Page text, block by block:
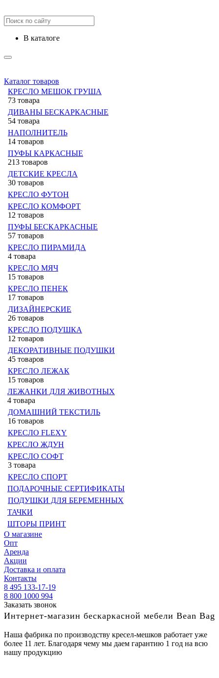
в каталоге
Каталог товаров
КРЕСЛО МЕШОК ГРУША
73 товара
ДИВАНЫ БЕСКАРКАСНЫЕ
54 товара
НАПОЛНИТЕЛЬ
14 товаров
ПУФЫ КАРКАСНЫЕ
213 товаров
ДЕТСКИЕ КРЕСЛА
30 товаров
КРЕСЛО ФУТОН
КРЕСЛО КОМФОРТ
12 товаров
ПУФЫ БЕСКАРКАСНЫЕ
57 товаров
КРЕСЛО ПИРАМИДА
4 товара
КРЕСЛО МЯЧ
15 товаров
КРЕСЛО ПЕНЕК
17 товаров
ДИЗАЙНЕРСКИЕ
26 товаров
КРЕСЛО ПОДУШКА
12 товаров
ДЕКОРАТИВНЫЕ ПОДУШКИ
45 товаров
КРЕСЛО ЛЕЖАК
15 товаров
ЛЕЖАНКИ ДЛЯ ЖИВОТНЫХ
4 товара
ДОМАШНИЙ ТЕКСТИЛЬ
16 товаров
КРЕСЛО FLEXY
КРЕСЛО ЖДУН
КРЕСЛО СОФТ
3 товара
КРЕСЛО СПОРТ
ПОДАРОЧНЫЕ СЕРТИФИКАТЫ
ПОДУШКИ ДЛЯ БЕРЕМЕННЫХ
ТАЧКИ
ШТОРЫ ПРИНТ
О магазине
Опт
Аренда
Акции
Доставка и оплата
Контакты
8 495 133-17-19
8 800 1000 994
Заказать звонок
Интернет-магазин бескаркасной мебели Bean Bag
Наша фабрика по производству кресел-мешков работает уже
более 11 лет. Благодаря чему мы даем гарантию 1 год на всю
нашу продукцию